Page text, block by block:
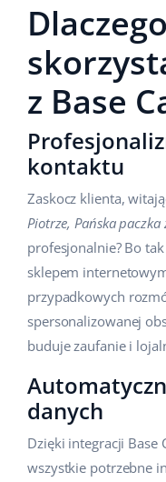
z Base
kontaktu
Zaskocz klienta,
Piotrze, Pańska paczka
profesjonalnie? Bo tak
sklepem
przypadkowych
spersonalizowanej
buduje zaufanie i
danych
Dzięki integracji Base
wszystkie potrzebne